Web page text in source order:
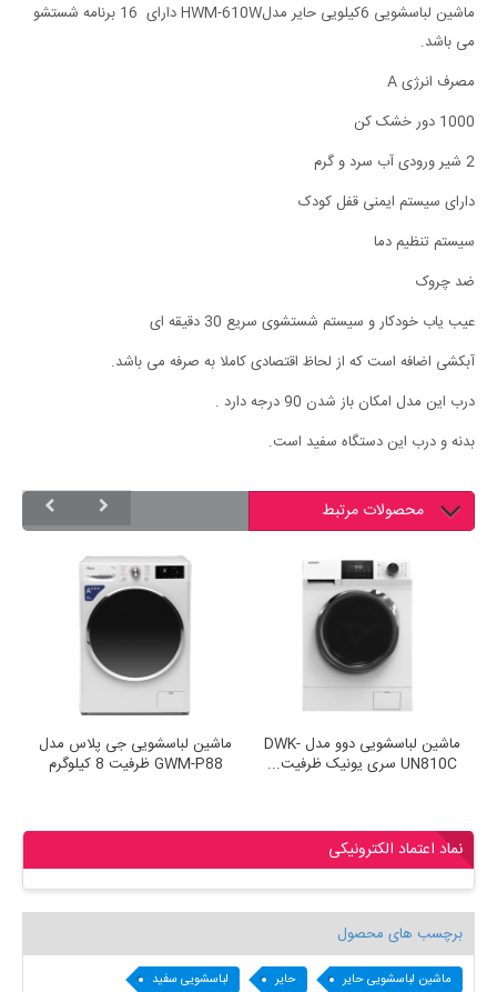
ماشین لباسشویی 6کیلویی حایر مدلHWM-610W دارای 16 برنامه شستشو
می باشد.
مصرف انرژی A
1000 دور خشک کن
2 شیر ورودی آب سرد و گرم
دارای سیستم ایمنی قفل کودک
سیستم تنظیم دما
ضد چروک
عیب یاب خودکار و سیستم شستشوی سریع 30 دقیقه ای
آبکشی اضافه است که از لحاظ اقتصادی کاملا به صرفه می باشد.
درب این مدل امکان باز شدن 90 درجه دارد .
بدنه و درب این دستگاه سفید است.
محصولات مرتبط
ماشین لباسشویی
GWM-P88 ظرفیت 8 کیلوگرم
ماشین لباسشویی دوو مدل DWK-
UN810C سری یونیک ظرفیت...
ماشین لباسشویی دوو مدل DWK-
نماد اعتماد الکترونیکی
برچسب های محصول
ماشین لباسشویی حایر حایر
لباسشویی سفید